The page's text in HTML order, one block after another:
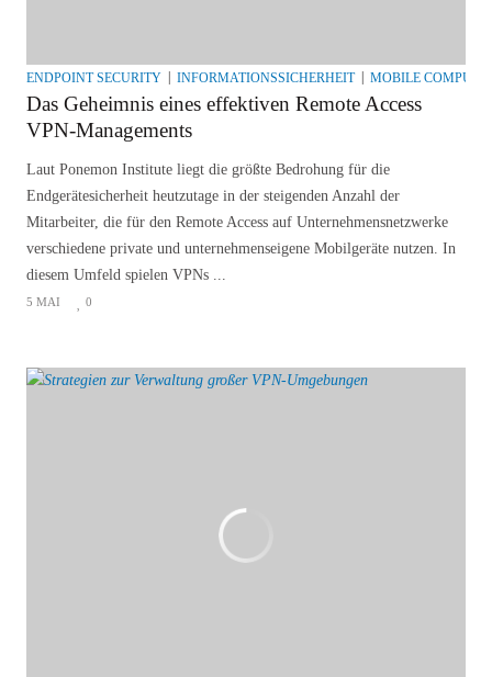
ENDPOINT SECURITY INFORMATIONSSICHERHEIT MOBILE
Das Geheimnis eines effektiven Remote Access
VPN-Managements
Laut Ponemon Institute liegt die größte Bedrohung für die
Endgerätesicherheit heutzutage in der steigenden Anzahl der
Mitarbeiter, die für den Remote Access auf Unternehmensnetzwerke
verschiedene private und unternehmenseigene Mobilgeräte nutzen. In
diesem Umfeld spielen VPNs ...
5 MAI 0